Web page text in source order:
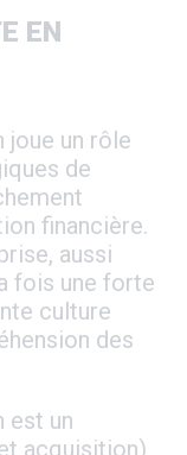
EN
joue un rôle
de
financière.
aussi
fois une forte
culture
des
est un
acquisition)